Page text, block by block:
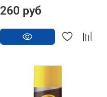
260 руб